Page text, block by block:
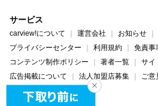
サービス
carview!について 運営会社 お知らせ
プライバシーセンター
利用規約
免責事
コンテンツ制作ポリシー
著者一覧
サイ
広告掲載について
法人加盟店募集
ご意
ヘルプ・お問い合わせ